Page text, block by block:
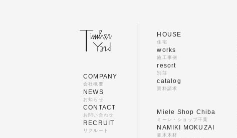
COMPANY
会社概要
NEWS
お知らせ
CONTACT
お問い合わせ
RECRUIT
リクルート
HOUSE
住宅
works
施工事例
resort
別荘
catalog
資料請求
Miele Shop Chiba
ミーレ・ショップ千葉
NAMIKI MOKUZAI
並木木材